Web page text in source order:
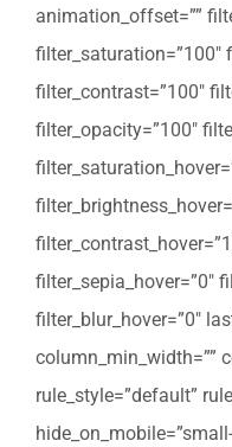
animation_offset=””
filter_saturation=”100″
filter_contrast=”100″
filter_opacity=”100″
filter_sepia_hover=”0″
filter_blur_hover=”0″
column_min_width=””
rule_style=”default”